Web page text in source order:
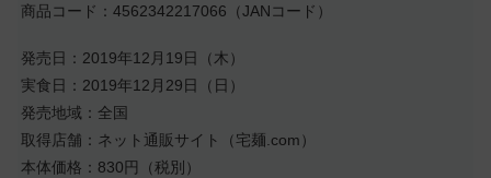
商品コード：4562342217066（JANコード）
発売日：2019年12月19日（木）
実食日：2019年12月29日（日）
発売地域：全国
取得店舗：ネット通販サイト（宅麺.com）
本体価格：830円（税別）